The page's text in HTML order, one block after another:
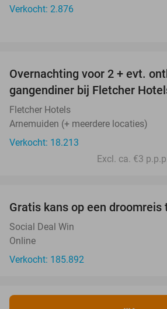
Verkocht: 2.876
Overnachting voor 2 + evt.
gangendiner bij Fletcher
Fletcher Hotels
Arnemuiden (+ meerdere locaties)
Verkocht: 18.213
Excl. ca. €3
Gratis kans op een droomreis
Social Deal Win
Online
Verkocht: 185.892